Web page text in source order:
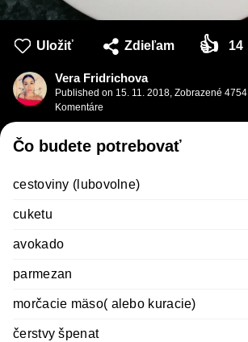
Uložiť Zdieľam 👍 14
Vera Fridrichova
Published on 15. 11. 2018, Zobrazené 4754
Komentáre
Čo budete potrebovať
cestoviny (lubovolne)
cuketu
avokado
parmezan
morčacie mäso( alebo kuracie)
čerstvy špenat